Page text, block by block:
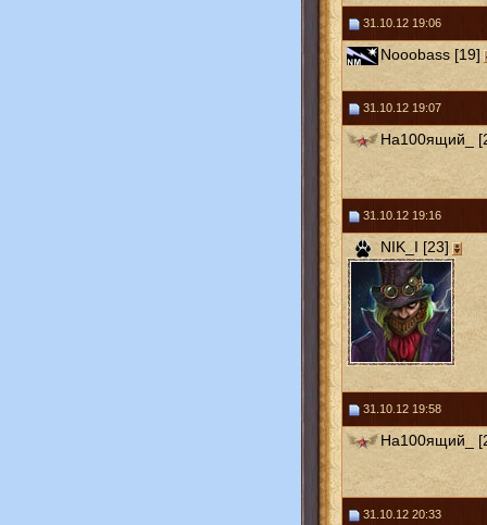
31.10.12 19:06
Nooobass [19]
31.10.12 19:07
На100ящий_
31.10.12 19:16
NIK_I [23]
31.10.12 19:58
На100ящий_
31.10.12 20:33